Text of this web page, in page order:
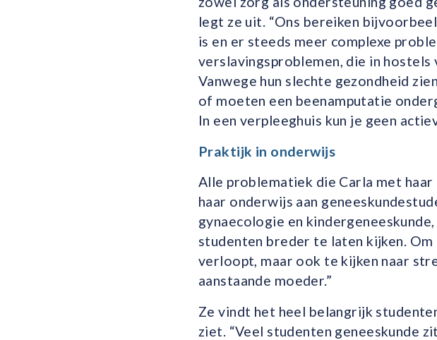
legt ze uit. “Ons bereiken
is en er steeds meer complexe
verslavingsproblemen, die in
Vanwege hun slechte gezondheid
of moeten een beenamputatie
In een verpleeghuis kun je geen
Praktijk in onderwijs
Alle problematiek die Carla met
haar onderwijs aan
gynaecologie en
studenten breder te laten kijken.
verloopt, maar ook te kijken naar
aanstaande moeder.”
Ze vindt het heel belangrijk
ziet. “Veel studenten geneeskunde